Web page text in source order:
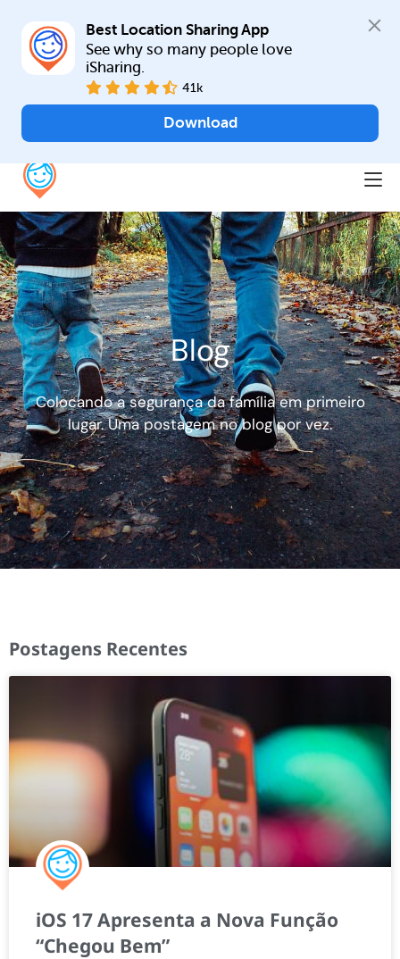
Best Location Sharing App
See why so many people love
iSharing.
41k
Download
Blog
Colocando a segurança da família em primeiro
lugar. Uma postagem no blog por vez.
Postagens Recentes
iOS 17 Apresenta a Nova Função
“Chegou Bem”